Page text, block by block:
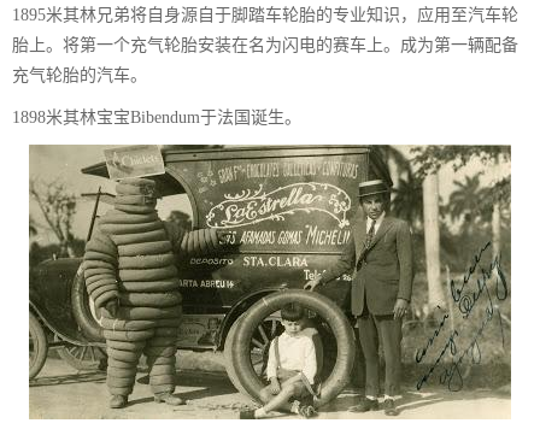
1895米其林兄弟将自身源自于脚踏车轮胎的专业知识，应用至汽车轮
胎上。将第一个充气轮胎安装在名为闪电的赛车上。成为第一辆配备
充气轮胎的汽车。
1898米其林宝宝Bibendum于法国诞生。